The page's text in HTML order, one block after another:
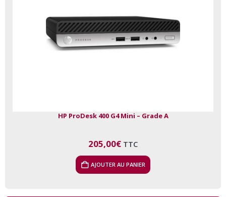
HP ProDesk 400 G4 Mini – Grade A
205,00€ TTC
AJOUTER AU PANIER